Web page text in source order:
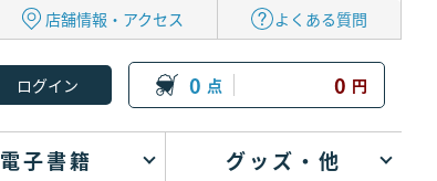
店舗情報・アクセス よくある質問
0 点 0 円
電子書籍 グッズ・他